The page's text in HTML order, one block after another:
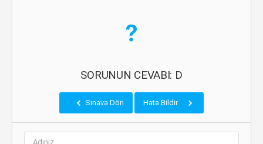
SORUNUN CEVABI: D
Sınava Dön Hata Bildir